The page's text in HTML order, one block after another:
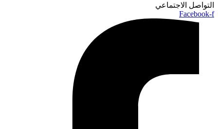
التواصل الاجتماعي
Facebook-f